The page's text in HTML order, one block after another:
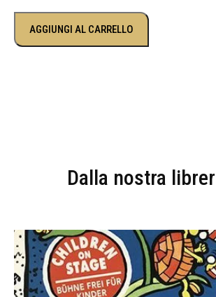
AGGIUNGI AL CARRELLO
Dalla nostra